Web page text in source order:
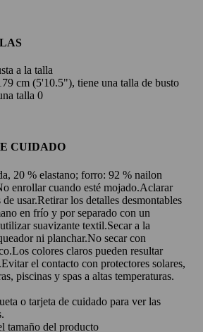
a la talla
cm (5'10.5"), tiene una talla de busto
talla 0
CUIDADO
20 % elastano; forro: 92 % nailon
enrollar cuando esté mojado.Aclarar
usar.Retirar los detalles desmontables
en frío y por separado con un
suavizante textil.Secar a la
ni planchar.No secar con
Los colores claros pueden resultar
Evitar el contacto con protectores solares,
piscinas y spas a altas temperaturas.
o tarjeta de cuidado para ver las